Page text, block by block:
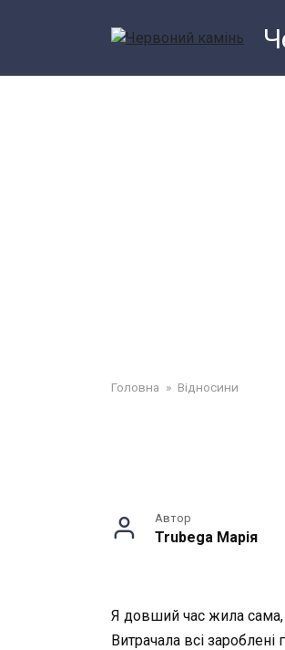
Головна » Відносини
Автор
Trubega Марія
Я довший час жила сама,
Витрачала всі